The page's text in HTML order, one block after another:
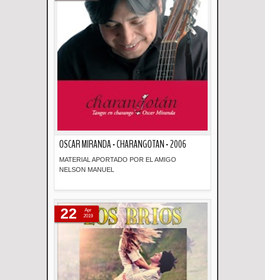
OSCAR MIRANDA - CHARANGOTAN - 2006
MATERIAL APORTADO POR EL AMIGO
NELSON MANUEL
22
Apr
2019